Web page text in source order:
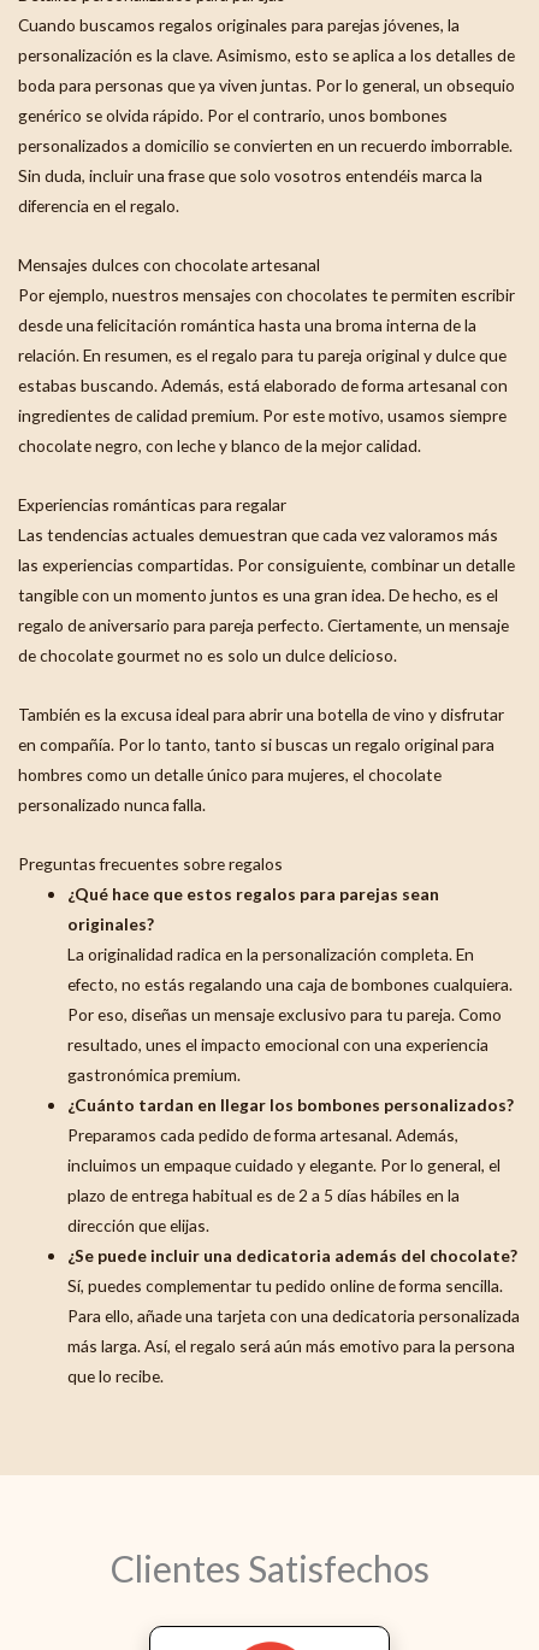
Cuando buscamos regalos originales para parejas jóvenes, la
personalización es la clave. Asimismo, esto se aplica a los detalles de
boda para personas que ya viven juntas. Por lo general, un obsequio
genérico se olvida rápido. Por el contrario, unos bombones
personalizados a domicilio se convierten en un recuerdo imborrable.
Sin duda, incluir una frase que solo vosotros entendéis marca la
diferencia en el regalo.
Mensajes dulces con chocolate artesanal
Por ejemplo, nuestros mensajes con chocolates te permiten escribir
desde una felicitación romántica hasta una broma interna de la
relación. En resumen, es el regalo para tu pareja original y dulce que
estabas buscando. Además, está elaborado de forma artesanal con
ingredientes de calidad premium. Por este motivo, usamos siempre
chocolate negro, con leche y blanco de la mejor calidad.
Experiencias románticas para regalar
Las tendencias actuales demuestran que cada vez valoramos más
las experiencias compartidas. Por consiguiente, combinar un detalle
tangible con un momento juntos es una gran idea. De hecho, es el
regalo de aniversario para pareja perfecto. Ciertamente, un mensaje
de chocolate gourmet no es solo un dulce delicioso.
También es la excusa ideal para abrir una botella de vino y disfrutar
en compañía. Por lo tanto, tanto si buscas un regalo original para
hombres como un detalle único para mujeres, el chocolate
personalizado nunca falla.
Preguntas frecuentes sobre regalos
¿Qué hace que estos regalos para parejas sean
originales?
La originalidad radica en la personalización completa. En
efecto, no estás regalando una caja de bombones cualquiera.
Por eso, diseñas un mensaje exclusivo para tu pareja. Como
resultado, unes el impacto emocional con una experiencia
gastronómica premium.
¿Cuánto tardan en llegar los bombones personalizados?
Preparamos cada pedido de forma artesanal. Además,
incluimos un empaque cuidado y elegante. Por lo general, el
plazo de entrega habitual es de 2 a 5 días hábiles en la
dirección que elijas.
¿Se puede incluir una dedicatoria además del chocolate?
Sí, puedes complementar tu pedido online de forma sencilla.
Para ello, añade una tarjeta con una dedicatoria personalizada
más larga. Así, el regalo será aún más emotivo para la persona
que lo recibe.
Clientes Satisfechos